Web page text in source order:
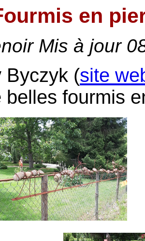
en
Mis à jour
Byczyk (site
belles fourmis